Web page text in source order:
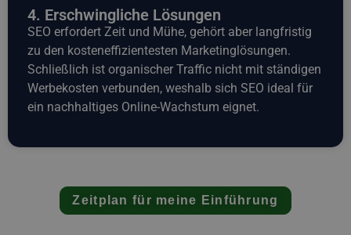
4. Erschwingliche Lösungen
SEO erfordert Zeit und Mühe, gehört aber langfristig
zu den kosteneffizientesten Marketinglösungen.
Schließlich ist organischer Traffic nicht mit ständigen
Werbekosten verbunden, weshalb sich SEO ideal für
ein nachhaltiges Online-Wachstum eignet.
Zeitplan für meine Einführung